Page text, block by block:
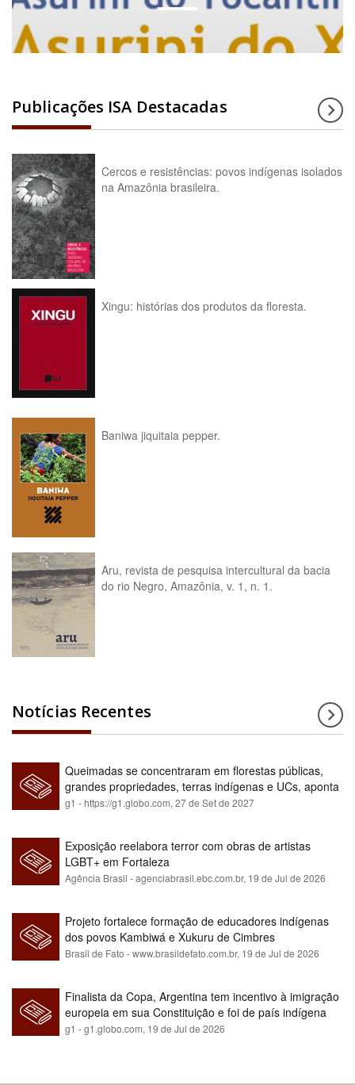
Publicações ISA Destacadas
Cercos e resistências: povos indígenas isolados
na Amazônia brasileira.
Xingu: histórias dos produtos da floresta.
Baniwa jiquitaia pepper.
Aru, revista de pesquisa intercultural da bacia
do rio Negro, Amazônia, v. 1, n. 1.
Notícias Recentes
Queimadas se concentraram em florestas públicas,
grandes propriedades, terras indígenas e UCs, aponta
relatório
g1 - https://g1.globo.com,27 de Set de 2027
Exposição reelabora terror com obras de artistas
LGBT+ em Fortaleza
Agência Brasil - agenciabrasil.ebc.com.br, 19 de Jul de 2026
Projeto fortalece formação de educadores indígenas
dos povos Kambiwá e Xukuru de Cimbres
Brasil de Fato - www.brasildefato.com.br, 19 de Jul de 2026
Finalista da Copa, Argentina tem incentivo à imigração
europeia em sua Constituição e foi de país indígena
para maioria branca
g1 - g1.globo.com, 19 de Jul de 2026